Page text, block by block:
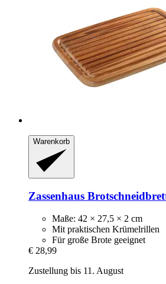
Warenkorb
Zassenhaus
Maße: 42 × 27,5 × 2 cm
Mit praktischen Krümelrillen
Für große Brote geeignet
€ 28,99
Zustellung bis 11. August